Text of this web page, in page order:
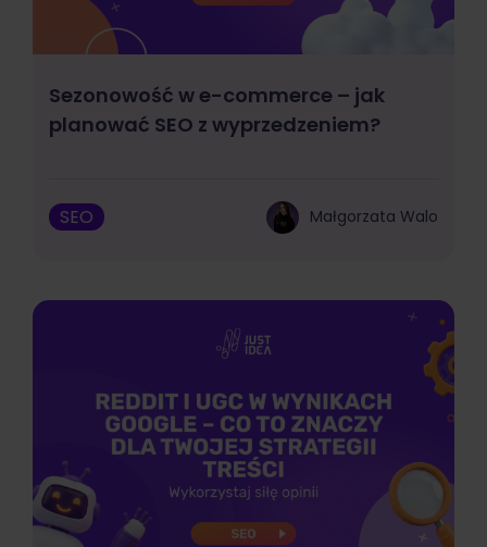
Sezonowość w e-commerce – jak
planować SEO z wyprzedzeniem?
SEO Małgorzata Walo